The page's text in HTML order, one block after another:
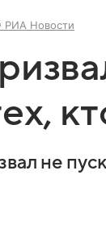
РИА Новости
не